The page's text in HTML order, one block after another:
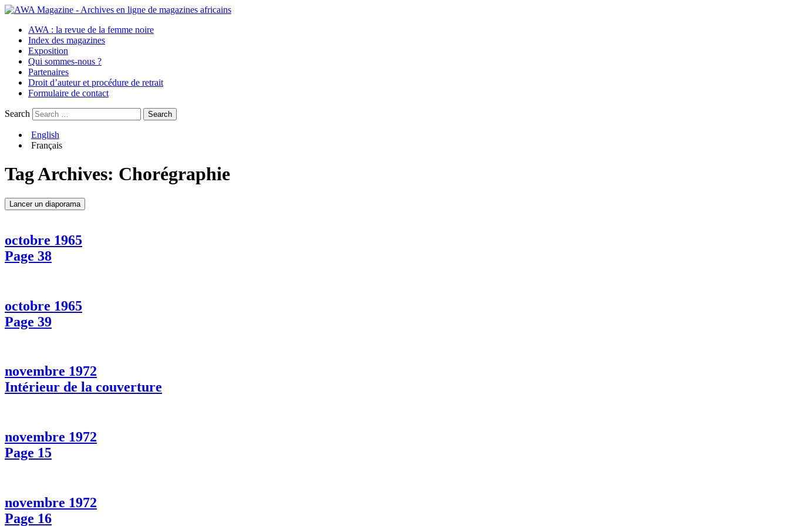
AWA : la revue de la femme noire
Index des magazines
Exposition
Qui sommes-nous ?
Partenaires
Droit d’auteur et procédure de retrait
Formulaire de contact
Search
English
Français
Tag Archives: Chorégraphie
Lancer un diaporama
octobre 1965
Page 38
octobre 1965
Page 39
novembre 1972
Intérieur de la couverture
novembre 1972
Page 15
novembre 1972
Page 16